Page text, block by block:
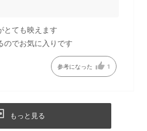
とても映えます
のでお気に入りです
参考になった 1
もっと見る